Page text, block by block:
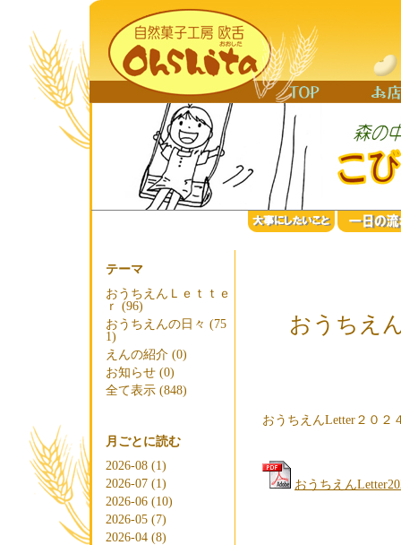
テーマ
おうちえんＬｅｔｔｅ
ｒ (96)
おうちえんの日々 (75
1)
えんの紹介 (0)
お知らせ (0)
全て表示 (848)
月ごとに読む
2026-08 (1)
2026-07 (1)
2026-06 (10)
2026-05 (7)
2026-04 (8)
おうちえ
おうちえんLetter２０２
おうちえん